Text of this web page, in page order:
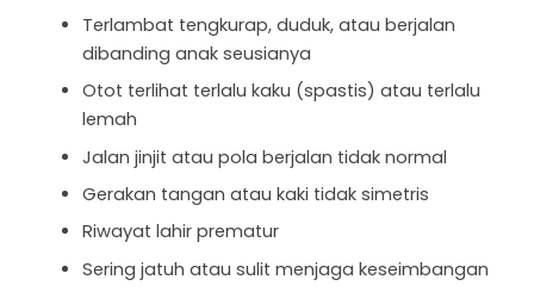
Terlambat tengkurap, duduk, atau berjalan
dibanding anak seusianya
Otot terlihat terlalu kaku (spastis) atau terlalu
lemah
Jalan jinjit atau pola berjalan tidak normal
Gerakan tangan atau kaki tidak simetris
Riwayat lahir prematur
Sering jatuh atau sulit menjaga keseimbangan